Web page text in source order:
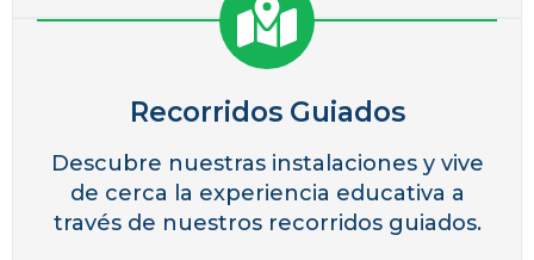
Recorridos Guiados
Descubre nuestras instalaciones y vive
de cerca la experiencia educativa a
través de nuestros recorridos guiados.